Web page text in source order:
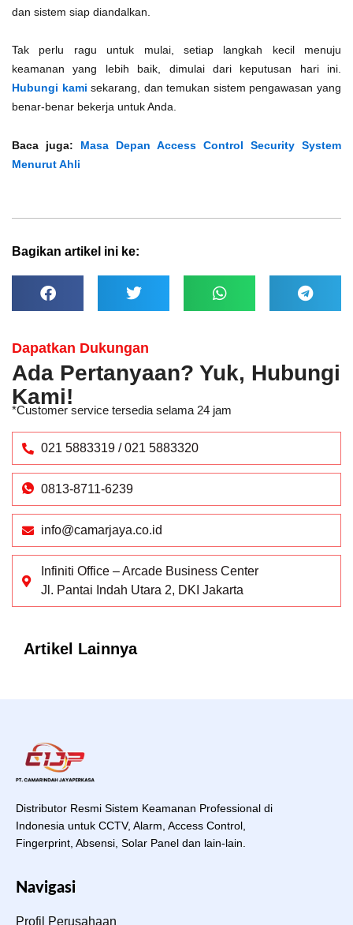
dan sistem siap diandalkan.
Tak perlu ragu untuk mulai, setiap langkah kecil menuju
keamanan yang lebih baik, dimulai dari keputusan hari ini.
Hubungi kami sekarang, dan temukan sistem pengawasan yang
benar-benar bekerja untuk Anda.
Baca juga: Masa Depan Access Control Security System
Menurut Ahli
Bagikan artikel ini ke:
Dapatkan Dukungan
Ada Pertanyaan? Yuk, Hubungi
Kami!
*Customer service tersedia selama 24 jam
021 5883319 / 021 5883320
0813-8711-6239
info@camarjaya.co.id
Infiniti Office – Arcade Business Center
Jl. Pantai Indah Utara 2, DKI Jakarta
Artikel Lainnya
Distributor Resmi Sistem Keamanan Professional di
Indonesia untuk CCTV, Alarm, Access Control,
Fingerprint, Absensi, Solar Panel dan lain-lain.
Navigasi
Profil Perusahaan